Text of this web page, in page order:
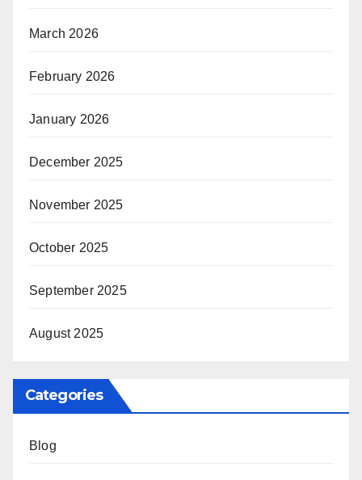
March 2026
February 2026
January 2026
December 2025
November 2025
October 2025
September 2025
August 2025
Categories
Blog